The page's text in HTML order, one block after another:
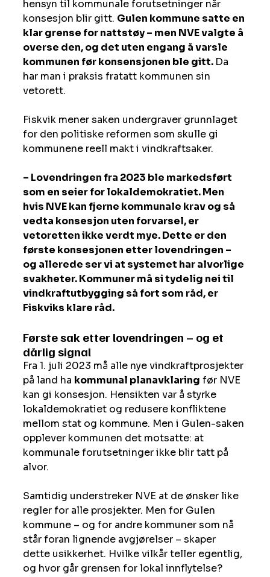
hensyn til kommunale forutsetninger når
konsesjon blir gitt. Gulen kommune satte en
klar grense for nattstøy – men NVE valgte å
overse den, og det uten engang å varsle
kommunen før konsensjonen ble gitt. Da
har man i praksis fratatt kommunen sin
vetorett.
Fiskvik mener saken undergraver grunnlaget
for den politiske reformen som skulle gi
kommunene reell makt i vindkraftsaker.
– Lovendringen fra 2023 ble markedsført
som en seier for lokaldemokratiet. Men
hvis NVE kan fjerne kommunale krav og så
vedta konsesjon uten forvarsel, er
vetoretten ikke verdt mye. Dette er den
første konsesjonen etter lovendringen –
og allerede ser vi at systemet har alvorlige
svakheter. Kommuner må si tydelig nei til
vindkraftutbygging så fort som råd, er
Fiskviks klare råd.
Første sak etter lovendringen – og et
dårlig signal
Fra 1. juli 2023 må alle nye vindkraftprosjekter
på land ha kommunal planavklaring før NVE
kan gi konsesjon. Hensikten var å styrke
lokaldemokratiet og redusere konfliktene
mellom stat og kommune. Men i Gulen-saken
opplever kommunen det motsatte: at
kommunale forutsetninger ikke blir tatt på
alvor.
Samtidig understreker NVE at de ønsker like
regler for alle prosjekter. Men for Gulen
kommune – og for andre kommuner som nå
står foran lignende avgjørelser – skaper
dette usikkerhet. Hvilke vilkår teller egentlig,
og hvor går grensen for lokal innflytelse?